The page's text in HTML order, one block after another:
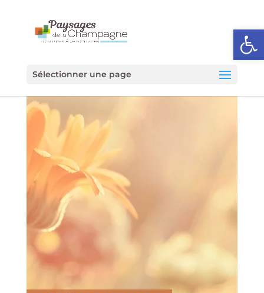
Ouvrir
Sélectionner une page